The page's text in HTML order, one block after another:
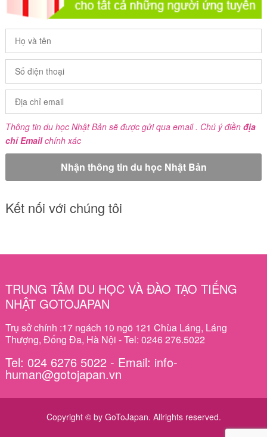
Thông tin du học Nhật Bản sẽ được gửi qua email . Chú ý điền địa
chỉ Emailchính xác
Kết nối với chúng tôi
TRUNG TÂM DU HỌC VÀ ĐÀO TẠO TIẾNG
NHẬT GOTOJAPAN
Trụ sở chính :17 ngách 10 ngõ 121 Chùa Láng, Láng
Thượng, Đống Đa, Hà Nội - Tel: 0246 276.5022
Tel: 024 6276 5022 - Email: info-
human@gotojapan.vn
Copyright © by GoToJapan. Allrights reserved.